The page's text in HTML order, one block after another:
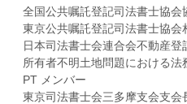
全国公共嘱託登記司法書士協会
東京公共嘱託登記司法書士協会
日本司法書士会連合会不動産登
所有者不明土地問題における
PT メンバー
東京司法書士会三多摩支会支会